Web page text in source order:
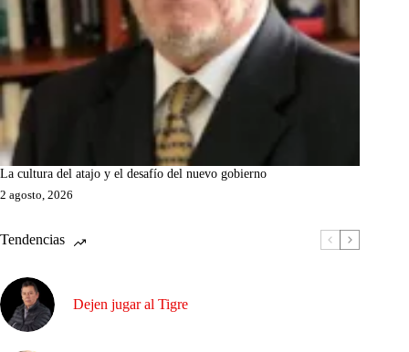
La cultura del atajo y el desafío del nuevo gobierno
2 agosto, 2026
Tendencias
Dejen jugar al Tigre